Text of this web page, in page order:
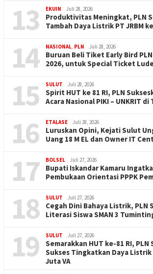
13 EKUIN Juli 28, 2026
Produktivitas Meningkat, PLN
Tambah Daya Listrik PT JRBM
14 NASIONAL, PLN Juli 28, 2026
Buruan Beli Tiket Early Bird
2026, untuk Special Ticket
15 SULUT Juli 28, 2026
Spirit HUT ke 81 RI, PLN
Acara Nasional PIKI – UNKRIT
16 ETALASE Juli 28, 2026
Luruskan Opini, Kejati Sulut
Uang 18 M EL dan Owner IT
17 BOLSEL Juli 27, 2026
Bupati Iskandar Kamaru
Pembukaan Orientasi PPPK
18 SULUT Juli 27, 2026
Cegah Dini Bahaya Listrik,
Literasi Siswa SMAN 3
19 SULUT Juli 27, 2026
Semarakkan HUT ke-81 RI,
Sukses Tingkatkan Daya Listrik
Juta VA